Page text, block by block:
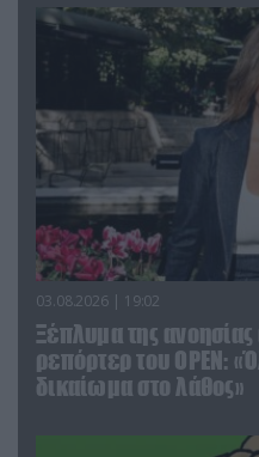
03.08.2026 | 19:02
Ξέπλυμα της
ρεπόρτερ του ΟΡΕΝ:
δικαίωμα στο λάθος»